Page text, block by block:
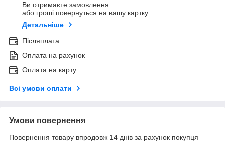
Ви отримаєте замовлення
або гроші повернуться на вашу картку
Детальніше
Післяплата
Оплата на рахунок
Оплата на карту
Всі умови оплати
Умови повернення
Повернення товару впродовж 14 днів за рахунок покупця